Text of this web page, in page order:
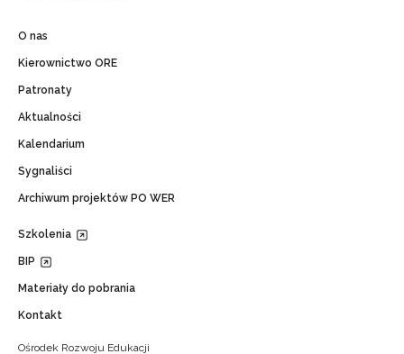
O nas
Kierownictwo ORE
Patronaty
Aktualności
Kalendarium
Sygnaliści
Archiwum projektów PO WER
Szkolenia
BIP
Materiały do pobrania
Kontakt
Ośrodek Rozwoju Edukacji